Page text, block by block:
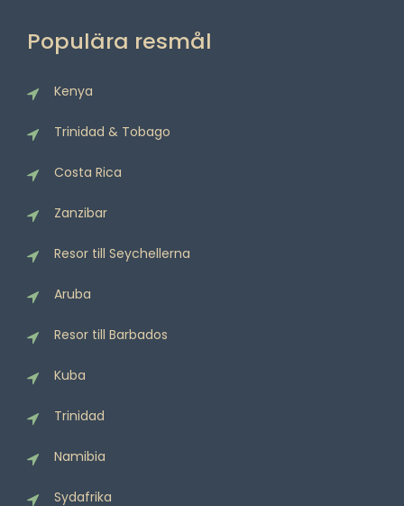
Populära resmål
Kenya
Trinidad & Tobago
Costa Rica
Zanzibar
Resor till Seychellerna
Aruba
Resor till Barbados
Kuba
Trinidad
Namibia
Sydafrika